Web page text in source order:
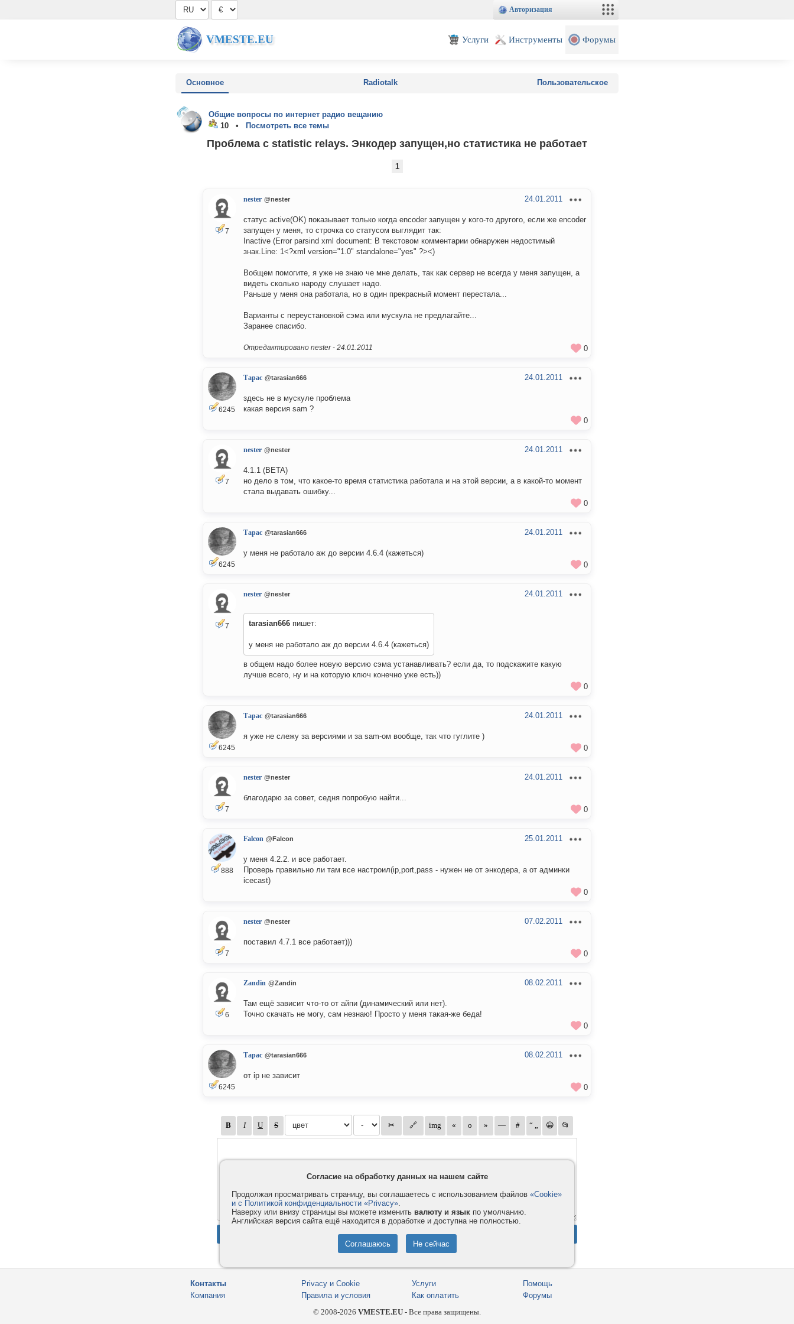
Авторизация
VMESTE.EU Услуги Инструменты Форумы
Основное Radiotalk Пользовательское
Общие вопросы по интернет радио вещанию
10 •
Посмотреть все темы
Проблема с statistic relays. Энкодер запущен,но статистика не работает
1
7
nester @nester 24.01.2011
статус active(OK) показывает только когда encoder запущен у кого-то другого, если же encoder
запущен у меня, то строчка со статусом выглядит так:
Inactive (Error parsind xml document: В текстовом комментарии обнаружен недостимый
знак.Line: 1<?xml version="1.0" standalone="yes" ?><)
Вобщем помогите, я уже не знаю че мне делать, так как сервер не всегда у меня запущен, а
видеть сколько народу слушает надо.
Раньше у меня она работала, но в один прекрасный момент перестала...
Варианты с переустановкой сэма или мускула не предлагайте...
Заранее спасибо.
Отредактировано nester - 24.01.2011 0
6245
Тарас @tarasian666 24.01.2011
здесь не в мускуле проблема
какая версия sam ?
0
7
nester @nester 24.01.2011
4.1.1 (BETA)
но дело в том, что какое-то время статистика работала и на этой версии, а в какой-то момент
стала выдавать ошибку...
0
6245
Тарас @tarasian666 24.01.2011
у меня не работало аж до версии 4.6.4 (кажеться)
0
7
nester @nester 24.01.2011
tarasian666 пишет:
у меня не работало аж до версии 4.6.4 (кажеться)
в общем надо более новую версию сэма устанавливать? если да, то подскажите какую
лучше всего, ну и на которую ключ конечно уже есть))
0
6245
Тарас @tarasian666 24.01.2011
я уже не слежу за версиями и за sam-ом вообще, так что гуглите )
0
7
nester @nester 24.01.2011
благодарю за совет, седня попробую найти...
0
888
Falcon @Falcon 25.01.2011
у меня 4.2.2. и все работает.
Проверь правильно ли там все настроил(ip,port,pass - нужен не от энкодера, а от админки
icecast)
0
7
nester @nester 07.02.2011
поставил 4.7.1 все работает)))
0
6
Zandin @Zandin 08.02.2011
Там ещё зависит что-то от айпи (динамический или нет).
Точно скачать не могу, сам незнаю! Просто у меня такая-же беда!
0
6245
Тарас @tarasian666 08.02.2011
от ip не зависит
0
Контакты
Компания
Privacy и Cookie
Правила и условия
Услуги
Как оплатить
Помощь
Форумы
© 2008-2026 VMESTE.EU - Все права защищены.
Согласие на обработку данных на нашем сайте
Продолжая просматривать страницу, вы соглашаетесь с использованием файлов «Cookie»
и с Политикой конфиденциальности «Privacy».
Наверху или внизу страницы вы можете изменить валюту и язык по умолчанию.
Английская версия сайта ещё находится в доработке и доступна не полностью.